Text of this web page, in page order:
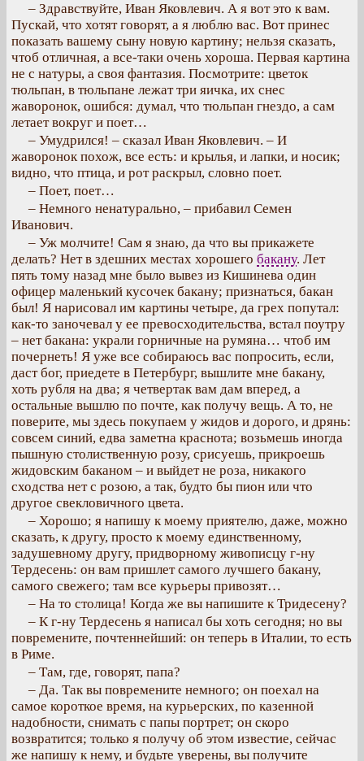
– Здравствуйте, Иван Яковлевич. А я вот это к вам.
Пускай, что хотят говорят, а я люблю вас. Вот принес
показать вашему сыну новую картину; нельзя сказать,
чтоб отличная, а все-таки очень хороша. Первая картина
не с натуры, а своя фантазия. Посмотрите: цветок
тюльпан, в тюльпане лежат три яичка, их снес
жаворонок, ошибся: думал, что тюльпан гнездо, а сам
летает вокруг и поет…
– Умудрился! – сказал Иван Яковлевич. – И
жаворонок похож, все есть: и крылья, и лапки, и носик;
видно, что птица, и рот раскрыл, словно поет.
– Поет, поет…
– Немного ненатурально, – прибавил Семен
Иванович.
– Уж молчите! Сам я знаю, да что вы прикажете
делать? Нет в здешних местах хорошего бакану. Лет
пять тому назад мне было вывез из Кишинева один
офицер маленький кусочек бакану; признаться, бакан
был! Я нарисовал им картины четыре, да грех попутал:
как-то заночевал у ее превосходительства, встал поутру
– нет бакана: украли горничные на румяна… чтоб им
почернеть! Я уже все собираюсь вас попросить, если,
даст бог, приедете в Петербург, вышлите мне бакану,
хоть рубля на два; я четвертак вам дам вперед, а
остальные вышлю по почте, как получу вещь. А то, не
поверите, мы здесь покупаем у жидов и дорого, и дрянь:
совсем синий, едва заметна краснота; возьмешь иногда
пышную столиственную розу, срисуешь, прикроешь
жидовским баканом – и выйдет не роза, никакого
сходства нет с розою, а так, будто бы пион или что
другое свекловичного цвета.
– Хорошо; я напишу к моему приятелю, даже, можно
сказать, к другу, просто к моему единственному,
задушевному другу, придворному живописцу г-ну
Тердесень: он вам пришлет самого лучшего бакану,
самого свежего; там все курьеры привозят…
– На то столица! Когда же вы напишите к Тридесену?
– К г-ну Тердесень я написал бы хоть сегодня; но вы
повремените, почтеннейший: он теперь в Италии, то есть
в Риме.
– Там, где, говорят, папа?
– Да. Так вы повремените немного; он поехал на
самое короткое время, на курьерских, по казенной
надобности, снимать с папы портрет; он скоро
возвратится; только я получу об этом известие, сейчас
же напишу к нему, и будьте уверены, вы получите